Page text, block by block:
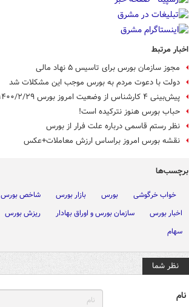
اخبار مرتبط
مجوز سازمان بورس برای تاسیس ۵ نهاد مالی
دولت با دعوت مردم به بورس موجب این مشکلات شد
پیش‌بینی ۴ کارشناس از وضعیت امروز بورس ۱۴۰۰/۲/۲۹
حباب بورس هنوز نترکیده است!
نظر رستم قاسمی درباره علت فرار از بورس
نقشه بورس امروز براساس ارزش معاملات+عکس
برچسب‌ها
خواب خرگوشی بورس بازار بورس شاخص بورس
اخبار بورس
سازمان بورس و اوراق بهادار ریزش بورس
سهام
نظر شما
نام